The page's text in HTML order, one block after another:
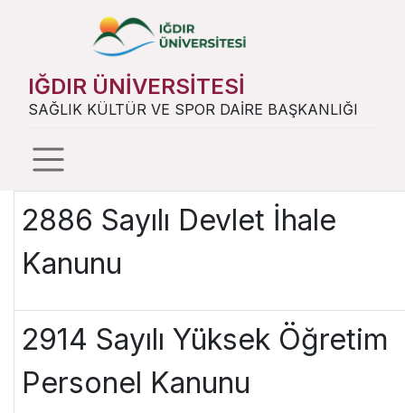
IĞDIR ÜNİVERSİTESİ
SAĞLIK KÜLTÜR VE SPOR DAİRE BAŞKANLIĞI
2886 Sayılı Devlet İhale
Kanunu
2914 Sayılı Yüksek Öğretim
Personel Kanunu